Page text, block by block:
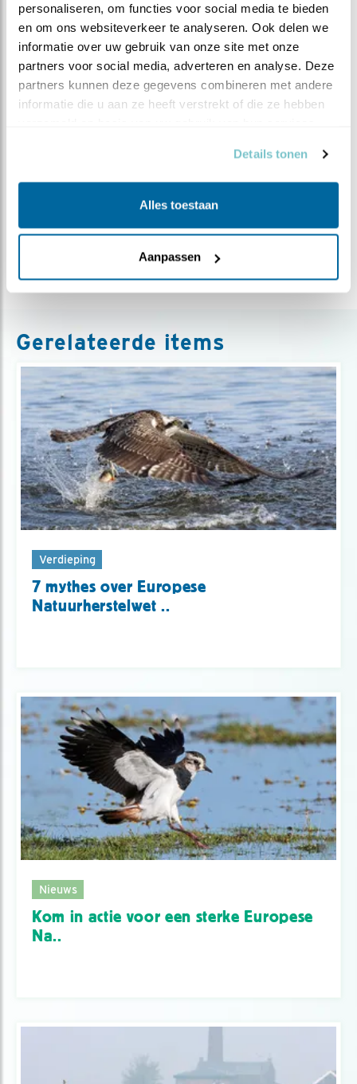
personaliseren, om functies voor social media te bieden
en om ons websiteverkeer te analyseren. Ook delen we
informatie over uw gebruik van onze site met onze
partners voor social media, adverteren en analyse. Deze
partners kunnen deze gegevens combineren met andere
informatie die u aan ze heeft verstrekt of die ze hebben
Details tonen
Alles toestaan
Aanpassen
Maar het vergt moed om je te baseren op feiten, te
kijken naar langetermijneffecten en je niet te laten
verleiden tot louter sentimenten. Luisteren naar
roependen in de woestijn is een eerste stap.
Dit artikel verscheen eerder in de Volkskrant van 16
Deel dit bericht
Gerelateerde items
Verdieping
7 mythes over Europese
Natuurherstelwet ..
Nieuws
Kom in actie voor een sterke Europese
Na..